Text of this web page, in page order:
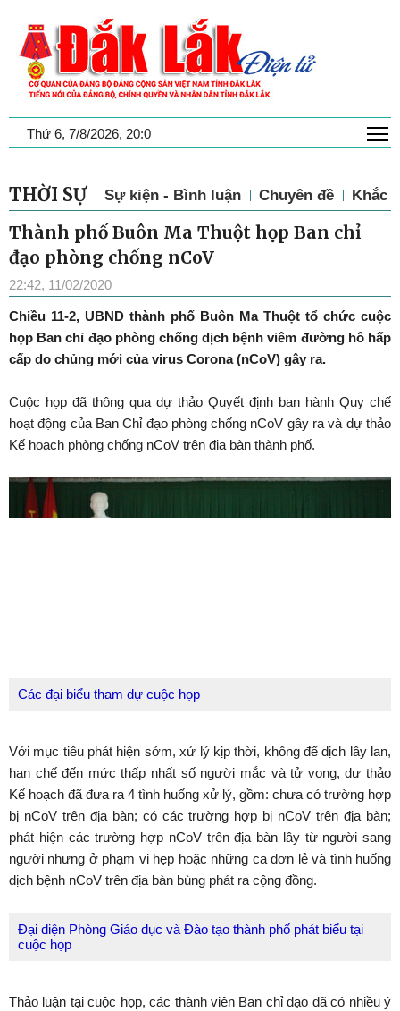
Thứ 6, 7/8/2026, 20:0
THỜI SỰ Sự kiện - Bình luận Chuyên đề Khắc
Thành phố Buôn Ma Thuột họp Ban chỉ
đạo phòng chống nCoV
22:42, 11/02/2020
Chiều 11-2, UBND thành phố Buôn Ma Thuột tổ chức cuộc
họp Ban chỉ đạo phòng chống dịch bệnh viêm đường hô hấp
cấp do chủng mới của virus Corona (nCoV) gây ra.
Cuộc họp đã thông qua dự thảo Quyết định ban hành Quy chế
hoạt động của Ban Chỉ đạo phòng chống nCoV gây ra và dự thảo
Kế hoạch phòng chống nCoV trên địa bàn thành phố.
Các đại biểu tham dự cuộc họp
Với mục tiêu phát hiện sớm, xử lý kịp thời, không để dịch lây lan,
hạn chế đến mức thấp nhất số người mắc và tử vong, dự thảo
Kế hoạch đã đưa ra 4 tình huống xử lý, gồm: chưa có trường hợp
bị nCoV trên địa bàn; có các trường hợp bị nCoV trên địa bàn;
phát hiện các trường hợp nCoV trên địa bàn lây từ người sang
người nhưng ở phạm vi hẹp hoặc những ca đơn lẻ và tình huống
dịch bệnh nCoV trên địa bàn bùng phát ra cộng đồng.
Đại diện Phòng Giáo dục và Đào tạo thành phố phát biểu tại
cuộc họp
Thảo luận tại cuộc họp, các thành viên Ban chỉ đạo đã có nhiều ý